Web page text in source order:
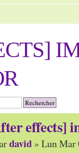
effects]
david » Lun Mar